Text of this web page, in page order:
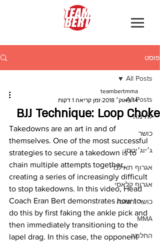
פוסט
All Posts
לחימה
כושר
ג׳יוג׳יטסו
אגרוף תאילנדי
אגרוף קלאסי
כושר ותנועה
MMA
החלמה
All Posts
BJJ Technique: Loop Choke
teambertmma
14 באוק׳ 2018
זמן קריאה 1 דקות
Takedowns are an art in and of
themselves. One of the most successful
strategies to secure a takedown is to
chain multiple attempts together,
creating a series of increasingly difficult
to stop takedowns. In this video, Head
Coach Eran Bert demonstrates how to
do this by first faking the ankle pick and
then immediately transitioning to the
lapel drag. In this case, the opponent